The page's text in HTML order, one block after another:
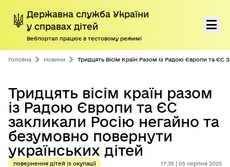
Перейти до основного контенту
Державна служба України
у справах дітей
Вебпортал працює в тестовому режимі
Про нас
Програми підтримки дітей і сімей
Громадянам
Пресцентр
Головна Новини Тридцять Вісім Країн Разом Із Радою Європи та ЄС
Тридцять вісім країн разом
із Радою Європи та ЄС
закликали Росію негайно та
безумовно повернути
українських дітей
повернення дітей із окупації 17:35 | 05 серпня 2025